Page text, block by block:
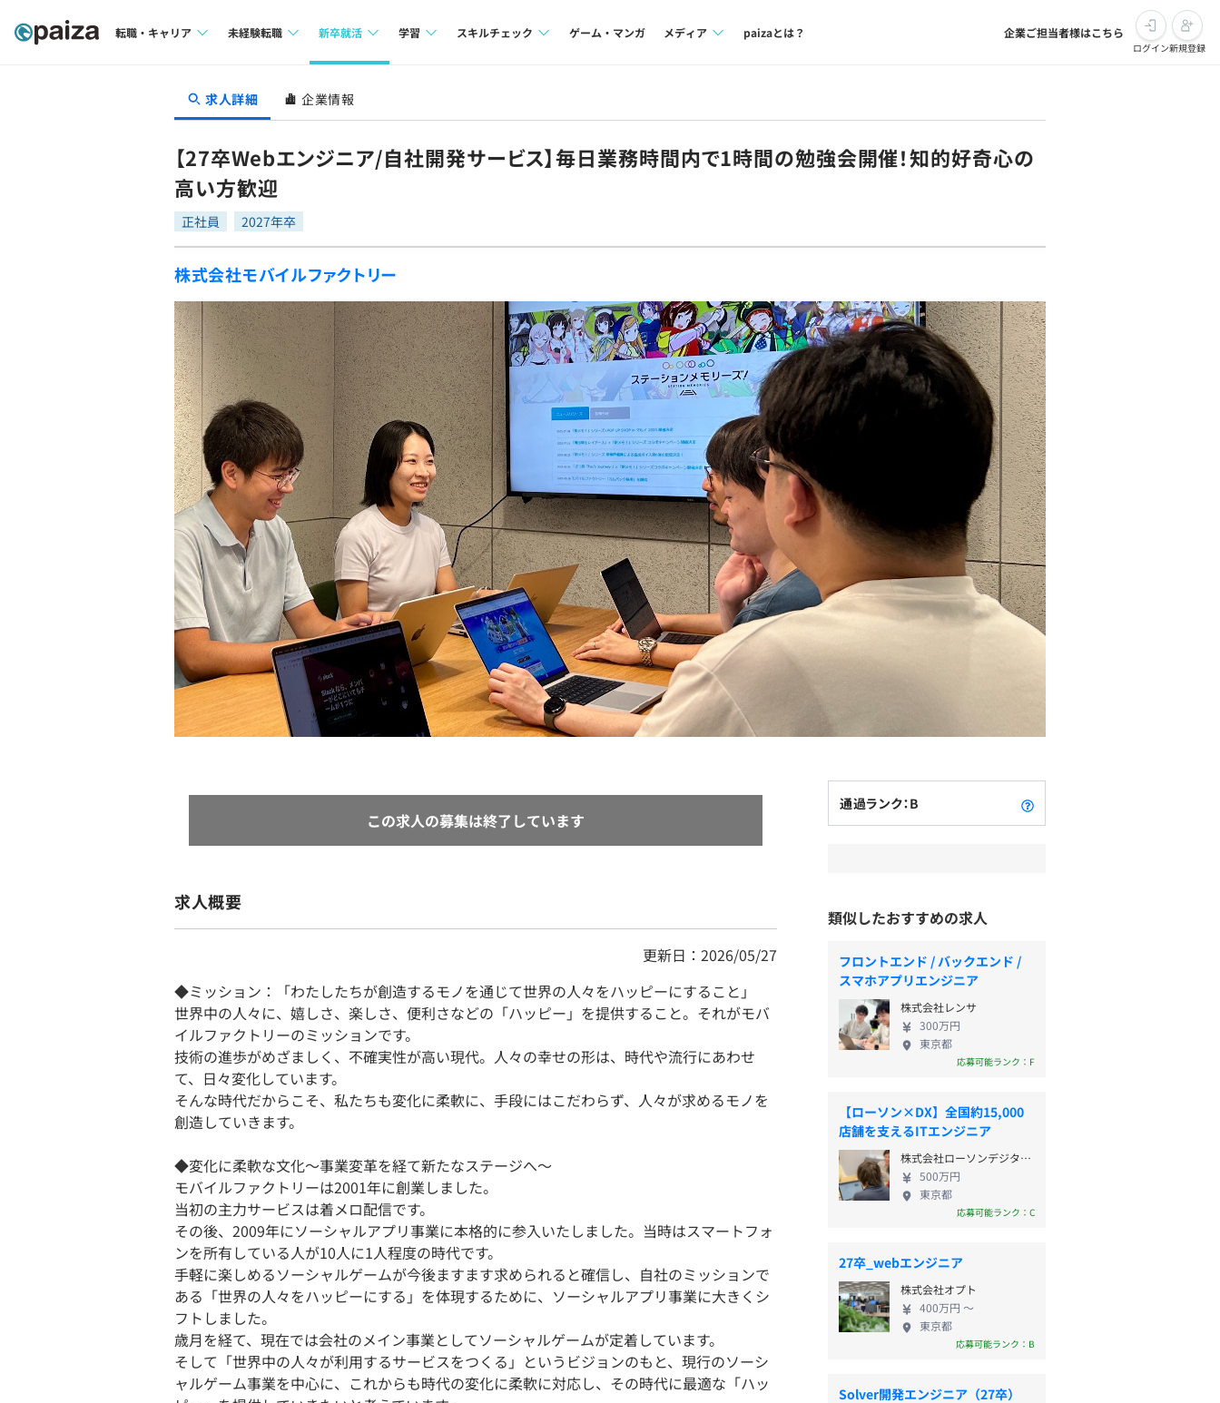
転職・キャリア
転職成功ガイド
未経験転職
求人検索
転職成功ガイド
新卒就活
本選考
インタビュー
就活成功ガイド
学習
4択課題
リファレンス
個人向けプラン
法人向けプラン
学校向けプラン
契約内容・クーポン
スキルチェック
評価結果一覧
ゲーム・マンガ メディア
note
paizaとは？ 企業ご担当者様はこちら
ログイン新規登録
求人詳細 企業情報
【27卒Webエンジニア/自社開発サービス】毎日業務時間内で1時間の勉強会開催！知的好奇心の
高い方歓迎
正社員 2027年卒
株式会社モバイルファクトリー
この求人の募集は終了しています
求人概要
更新日：2026/05/27
◆ミッション：「わたしたちが創造するモノを通じて世界の人々をハッピーにすること」
世界中の人々に、嬉しさ、楽しさ、便利さなどの「ハッピー」を提供すること。それがモバ
イルファクトリーのミッションです。
技術の進歩がめざましく、不確実性が高い現代。人々の幸せの形は、時代や流行にあわせ
て、日々変化しています。
そんな時代だからこそ、私たちも変化に柔軟に、手段にはこだわらず、人々が求めるモノを
創造していきます。
◆変化に柔軟な文化〜事業変革を経て新たなステージへ〜
モバイルファクトリーは2001年に創業しました。
当初の主力サービスは着メロ配信です。
その後、2009年にソーシャルアプリ事業に本格的に参入いたしました。当時はスマートフォ
ンを所有している人が10人に1人程度の時代です。
手軽に楽しめるソーシャルゲームが今後ますます求められると確信し、自社のミッションで
ある「世界の人々をハッピーにする」を体現するために、ソーシャルアプリ事業に大きくシ
フトしました。
歳月を経て、現在では会社のメイン事業としてソーシャルゲームが定着しています。
そして「世界中の人々が利用するサービスをつくる」というビジョンのもと、現行のソーシ
ャルゲーム事業を中心に、これからも時代の変化に柔軟に対応し、その時代に最適な「ハッ
通過ランク：B
類似したおすすめの求人
フロントエンド / バックエンド /
スマホアプリエンジニア
株式会社レンサ
300万円
東京都
応募可能ランク：F
【ローソン×DX】全国約15,000
店舗を支えるITエンジニア
株式会社ローソンデジタルイノベーション
500万円
東京都
応募可能ランク：C
27卒_webエンジニア
株式会社オプト
400万円 〜
東京都
応募可能ランク：B
Solver開発エンジニア（27卒）